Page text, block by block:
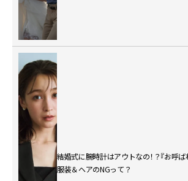
結婚式に腕時計はアウトなの！？『お呼ば
服装＆ヘアのNGって？